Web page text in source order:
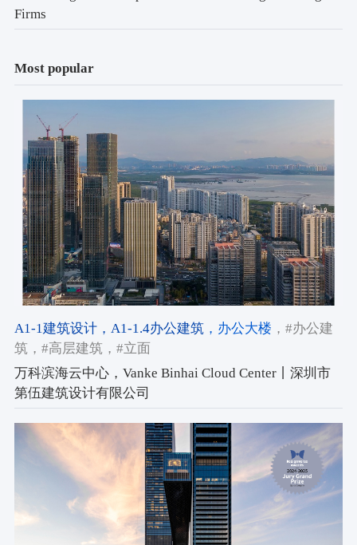
Firms
Most popular
A1-1建筑设计，A1-1.4办公建筑，办公大楼 ，#办公建
筑，#高层建筑，#立面
万科滨海云中心，Vanke Binhai Cloud Center丨深圳市
第伍建筑设计有限公司